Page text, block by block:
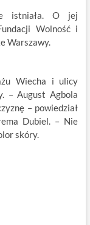
istniała. O jej
Wolność i
Warszawy.
Wiecha i ulicy
– August Agbola
– powiedział
Dubiel. – Nie
skóry.